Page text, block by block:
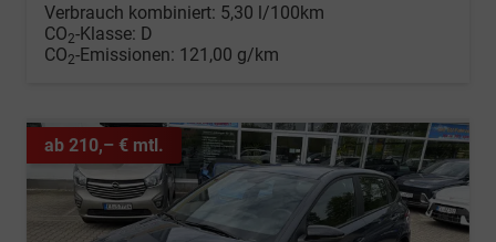
Verbrauch kombiniert: 5,30 l/100km
CO2-Klasse: D
CO2-Emissionen: 121,00 g/km
ab 210,– € mtl.